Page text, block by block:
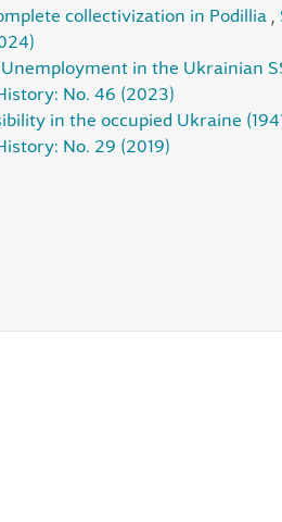
collectivization in Podillia
in the Ukrainian
No. 46 (2023)
in the occupied Ukraine
No. 29 (2019)